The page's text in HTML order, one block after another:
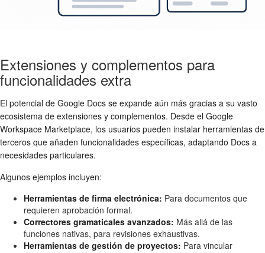
Extensiones y complementos para
funcionalidades extra
El potencial de Google Docs se expande aún más gracias a su vasto
ecosistema de extensiones y complementos. Desde el Google
Workspace Marketplace, los usuarios pueden instalar herramientas de
terceros que añaden funcionalidades específicas, adaptando Docs a
necesidades particulares.
Algunos ejemplos incluyen:
Herramientas de firma electrónica: Para documentos que
requieren aprobación formal.
Correctores gramaticales avanzados: Más allá de las
funciones nativas, para revisiones exhaustivas.
Herramientas de gestión de proyectos: Para vincular